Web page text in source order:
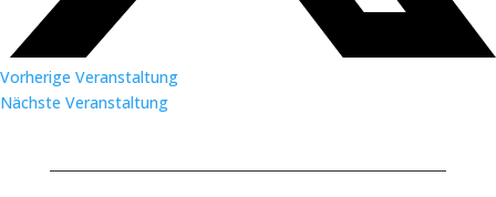
Vorherige Veranstaltung
Nächste Veranstaltung